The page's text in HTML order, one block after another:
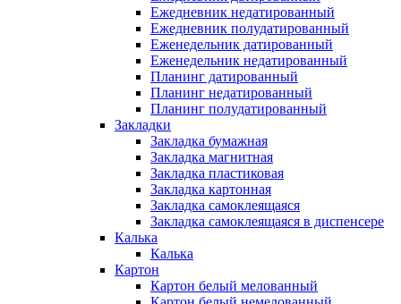
Ежедневник недатированный
Ежедневник полудатированный
Еженедельник датированный
Еженедельник недатированный
Планинг датированный
Планинг недатированный
Планинг полудатированный
Закладки
Закладка бумажная
Закладка магнитная
Закладка пластиковая
Закладка картонная
Закладка самоклеящаяся
Закладка самоклеящаяся в диспенсере
Калька
Калька
Картон
Картон белый мелованный